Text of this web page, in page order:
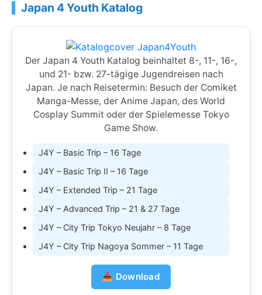
Japan 4 Youth Katalog
Der Japan 4 Youth Katalog beinhaltet 8-, 11-, 16-,
und 21- bzw. 27-tägige Jugendreisen nach
Japan. Je nach Reisetermin: Besuch der Comiket
Manga-Messe, der Anime Japan, des World
Cosplay Summit oder der Spielemesse Tokyo
Game Show.
J4Y – Basic Trip – 16 Tage
J4Y – Basic Trip II – 16 Tage
J4Y – Extended Trip – 21 Tage
J4Y – Advanced Trip – 21 & 27 Tage
J4Y – City Trip Tokyo Neujahr – 8 Tage
J4Y – City Trip Nagoya Sommer – 11 Tage
📥 Download